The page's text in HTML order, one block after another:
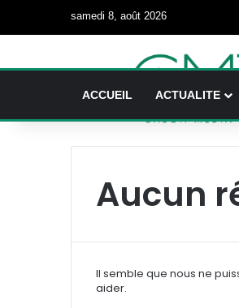
samedi 8, août 2026
ACCUEIL ACTUALITE
Aucun
Il semble que nous ne
aider.